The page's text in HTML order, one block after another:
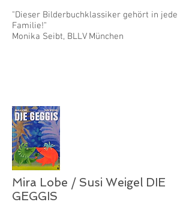
"Dieser Bilderbuchklassiker gehört in jede
Familie!"
Monika Seibt, BLLV München
Mira Lobe / Susi Weigel DIE
GEGGIS